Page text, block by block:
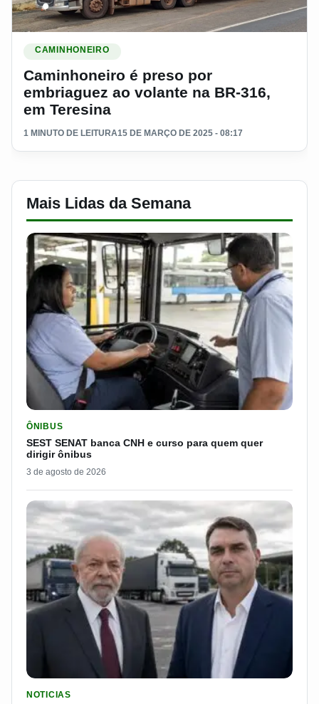
CAMINHONEIRO
Caminhoneiro é preso por
embriaguez ao volante na BR-316,
em Teresina
1 MINUTO DE LEITURA15 DE MARÇO DE 2025 - 08:17
Mais Lidas da Semana
ÔNIBUS
SEST SENAT banca CNH e curso para quem quer
dirigir ônibus
3 de agosto de 2026
NOTICIAS